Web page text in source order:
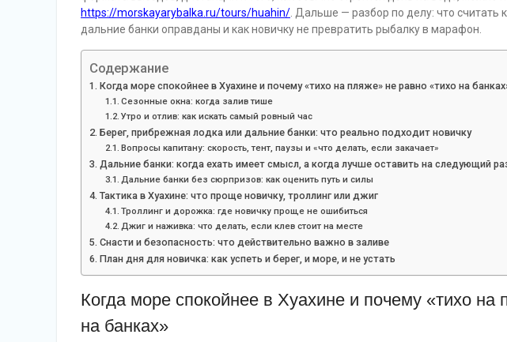
https://morskayarybalka.ru/tours/huahin/ . Дальше — разбор по делу: что считать
дальние банки оправданы и как новичку не превратить рыбалку в марафон.
Содержание
Когда море спокойнее в Хуахине и почему «тихо на пляже» не равно «тихо на
Сезонные окна: когда залив тише
Утро и отлив: как искать самый ровный час
Берег, прибрежная лодка или дальние банки: что реально подходит новичку
Вопросы капитану: скорость, тент, паузы и «что делать, если закачает»
Дальние банки: когда ехать имеет смысл, а когда лучше оставить на следующий
Дальние банки без сюрпризов: как оценить путь и силы
Тактика в Хуахине: что проще новичку, троллинг или джиг
Троллинг и дорожка: где новичку проще не ошибиться
Джиг и наживка: что делать, если клев стоит на месте
Снасти и безопасность: что действительно важно в заливе
План дня для новичка: как успеть и берег, и море, и не устать
Когда море спокойнее в Хуахине и почему «тихо на
на банках»